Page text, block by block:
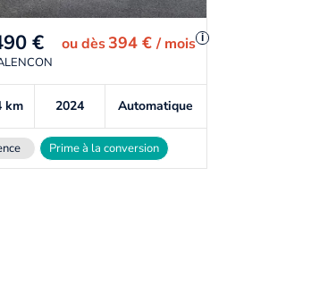
€ oudès394 €/ mois i
km 2024 Automatique
Prime à la conversion